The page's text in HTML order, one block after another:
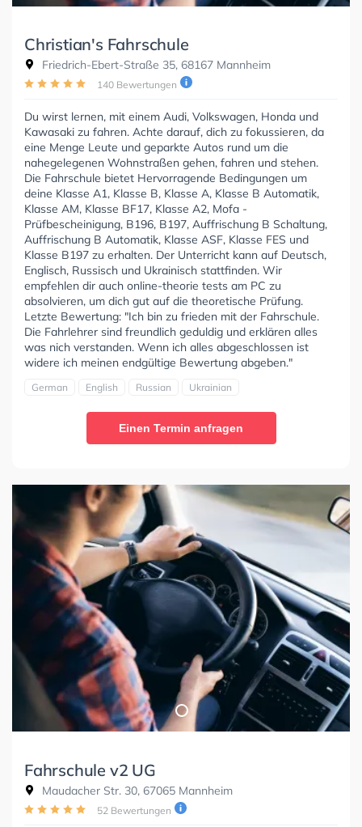
Christian's Fahrschule
Friedrich-Ebert-Straße 35, 68167 Mannheim
140 Bewertungen
Du wirst lernen, mit einem Audi, Volkswagen, Honda und
Kawasaki zu fahren. Achte darauf, dich zu fokussieren, da
eine Menge Leute und geparkte Autos rund um die
nahegelegenen Wohnstraßen gehen, fahren und stehen.
Die Fahrschule bietet Hervorragende Bedingungen um
deine Klasse A1, Klasse B, Klasse A, Klasse B Automatik,
Klasse AM, Klasse BF17, Klasse A2, Mofa -
Prüfbescheinigung, B196, B197, Auffrischung B Schaltung,
Auffrischung B Automatik, Klasse ASF, Klasse FES und
Klasse B197 zu erhalten. Der Unterricht kann auf Deutsch,
Englisch, Russisch und Ukrainisch stattfinden. Wir
empfehlen dir auch online-theorie tests am PC zu
absolvieren, um dich gut auf die theoretische Prüfung.
Letzte Bewertung: "Ich bin zu frieden mit der Fahrschule.
Die Fahrlehrer sind freundlich geduldig und erklären alles
was nich verstanden. Wenn ich alles abgeschlossen ist
widere ich meinen endgültige Bewertung abgeben."
German English Russian Ukrainian
Einen Termin anfragen
Fahrschule v2 UG
Maudacher Str. 30, 67065 Mannheim
52 Bewertungen